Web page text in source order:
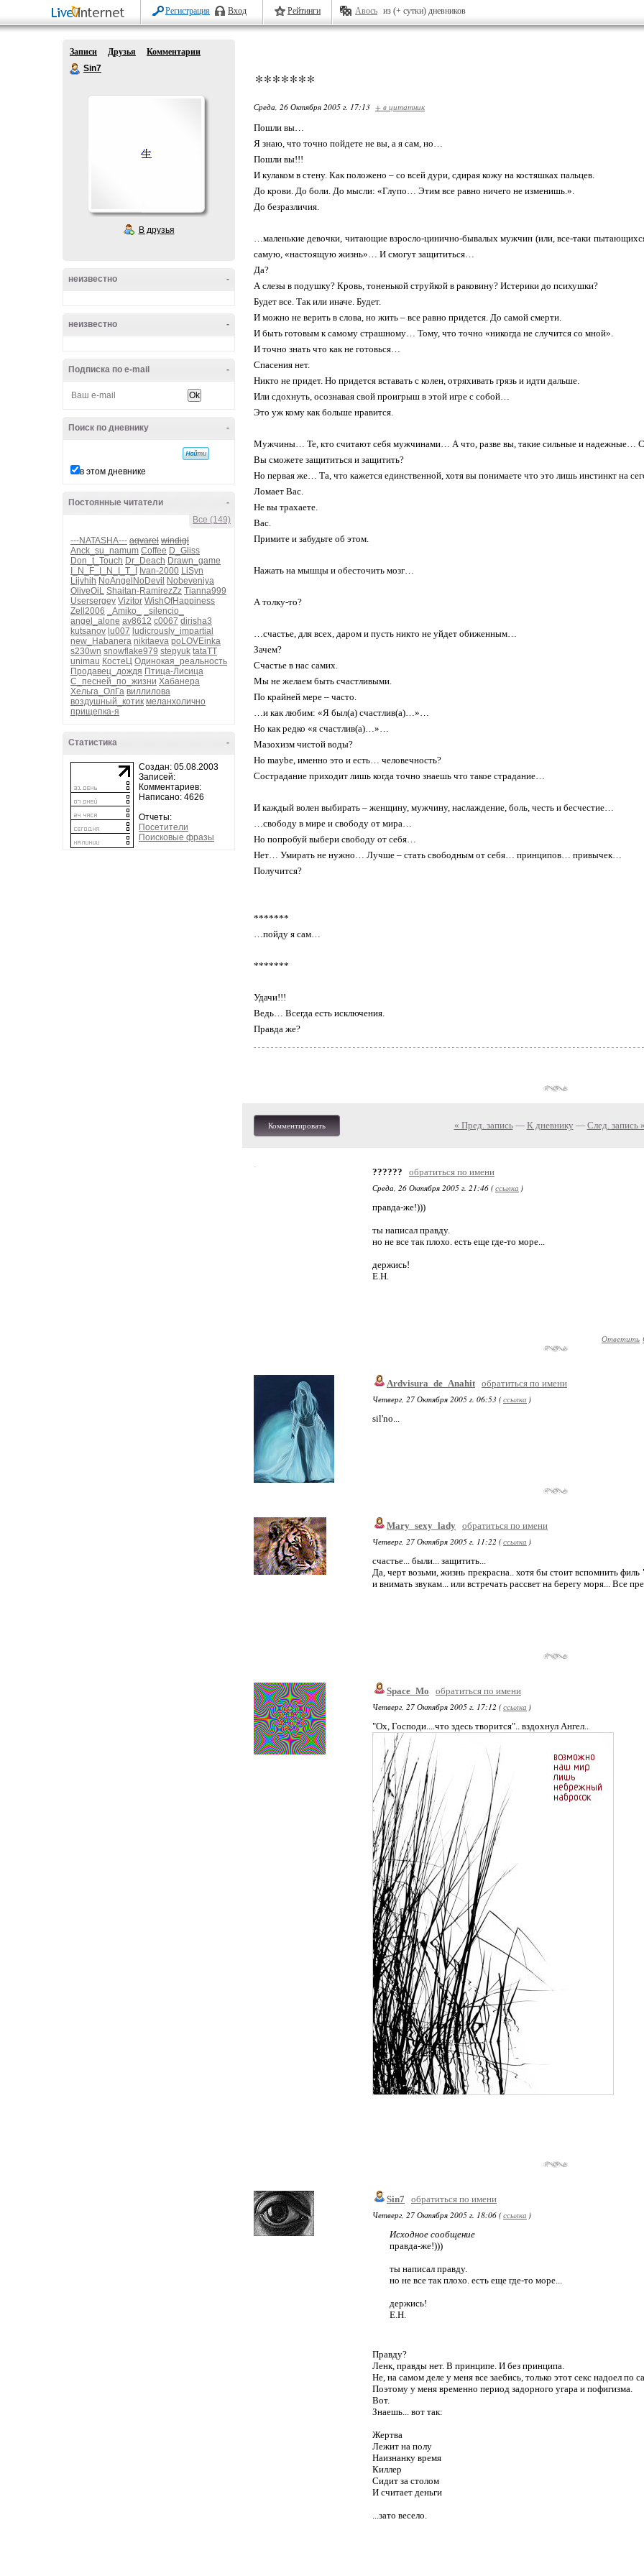
Регистрация Вход Рейтинги Авось из (+ сутки) дневников
Записи Друзья
Комментарии
Sin7
В друзья
-
неизвестно
-
неизвестно
-
Подписка по e-mail
-
Поиск по дневнику
в этом дневнике
-
Постоянные читатели
Все (149)
---NATASHA--- aqvarel windigl
Anck_su_namum Coffee D_Gliss
Don_t_Touch Dr_Deach Drawn_game
I_N_F_I_N_I_T_I
Ivan-2000 LiSyn
Lijvhih NoAngelNoDevil
Nobeveniya
OliveOiL Shaitan-RamirezZz Tianna999
Usersergey Vizitor WishOfHappiness
Zell2006
_Amiko_
_silencio_
angel_alone av8612 c0067 dirisha3
kutsanov lu007 ludicrously_impartial
new_Habanera nikitaeva poLOVEinka
s230wn snowflake979 stepyuk tataTT
unimau КостеЦ Одинокая_реальность
Продавец_дождя Птица-Лисица
С_песней_по_жизни Хабанера
Хельга_ОлГа виллилова
воздушный_котик меланхолично
прищепка-я
-
Статистика
Создан: 05.08.2003
Записей:
Комментариев:
Написано: 4626
Отчеты:
Посетители
Поисковые фразы
*******
Среда, 26 Октября 2005 г. 17:13 + в цитатник
Пошли вы…
Я знаю, что точно пойдете не вы, а я сам, но…
Пошли вы!!!
И кулаком в стену. Как положено – со всей дури, сдирая кожу на костяшках пальцев.
До крови. До боли. До мысли: «Глупо… Этим все равно ничего не изменишь.».
До безразличия.
…маленькие девочки, читающие взросло-цинично-бывалых мужчин (или, все-таки
самую, «настоящую жизнь»… И смогут защититься…
Да?
А слезы в подушку? Кровь, тоненькой струйкой в раковину? Истерики до психушки?
Будет все. Так или иначе. Будет.
И можно не верить в слова, но жить – все равно придется. До самой смерти.
И быть готовым к самому страшному… Тому, что точно «никогда не случится со мной».
И точно знать что как не готовься…
Спасения нет.
Никто не придет. Но придется вставать с колен, отряхивать грязь и идти дальше.
Или сдохнуть, осознавая свой проигрыш в этой игре с собой…
Это уж кому как больше нравится.
Мужчины… Те, кто считают себя мужчинами… А что, разве вы, такие сильные и надежные…
Вы сможете защититься и защитить?
Но первая же… Та, что кажется единственной, хотя вы понимаете что это лишь инстинкт на
Ломает Вас.
Не вы трахаете.
Вас.
Примите и забудьте об этом.
Нажать на мышцы и обесточить мозг…
А толку-то?
…счастье, для всех, даром и пусть никто не уйдет обиженным…
Зачем?
Счастье в нас самих.
Мы не желаем быть счастливыми.
По крайней мере – часто.
…и как любим: «Я был(а) счастлив(а)…»…
Но как редко «я счастлив(а)…»…
Мазохизм чистой воды?
Но maybe, именно это и есть… человечность?
Сострадание приходит лишь когда точно знаешь что такое страдание…
И каждый волен выбирать – женщину, мужчину, наслаждение, боль, честь и бесчестие…
…свободу в мире и свободу от мира…
Но попробуй выбери свободу от себя…
Нет… Умирать не нужно… Лучше – стать свободным от себя… принципов… привычек…
Получится?
*******
…пойду я сам…
*******
Удачи!!!
Ведь… Всегда есть исключения.
Правда же?
Комментировать « Пред. запись— К дневнику — След. запись »
??????
обратиться по имени
Среда, 26 Октября 2005 г. 21:46 (ссылка )
правда-же!)))
ты написал правду.
но не все так плохо. есть еще где-то море...
держись!
Е.Н.
Ответить
Ardvisura_de_Anahit обратиться по имени
Четверг, 27 Октября 2005 г. 06:53 (ссылка )
sil'no...
Mary_sexy_lady обратиться по имени
Четверг, 27 Октября 2005 г. 11:22 (ссылка )
счастье... были... защитить...
Да, черт возьми, жизнь прекрасна.. хотя бы стоит вспомнить
и внимать звукам... или встречать рассвет на берегу моря... Все
Space_Mo
обратиться по имени
Четверг, 27 Октября 2005 г. 17:12 (ссылка )
"Ох, Господи....что здесь творится".. вздохнул Ангел..
Sin7
обратиться по имени
Четверг, 27 Октября 2005 г. 18:06 (ссылка )
Исходное сообщение
правда-же!)))
ты написал правду.
но не все так плохо. есть еще где-то море...
держись!
Е.Н.
Правду?
Ленк, правды нет. В принципе. И без принципа.
Не, на самом деле у меня все заебись, только этот секс надоел по
Поэтому у меня временно период задорного угара и пофигизма.
Вот.
Знаешь... вот так:
Жертва
Лежит на полу
Наизнанку время
Киллер
Сидит за столом
И считает деньги
...зато весело.